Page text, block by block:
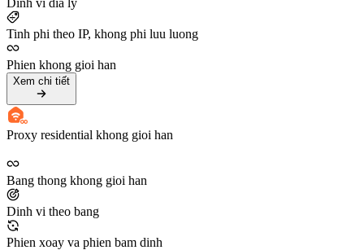
Dinh vi dia ly
Tinh phi theo IP, khong phi luu luong
Phien khong gioi han
Xem chi tiết
Proxy residential khong gioi han
Bang thong khong gioi han
Dinh vi theo bang
Phien xoay va phien bam dinh